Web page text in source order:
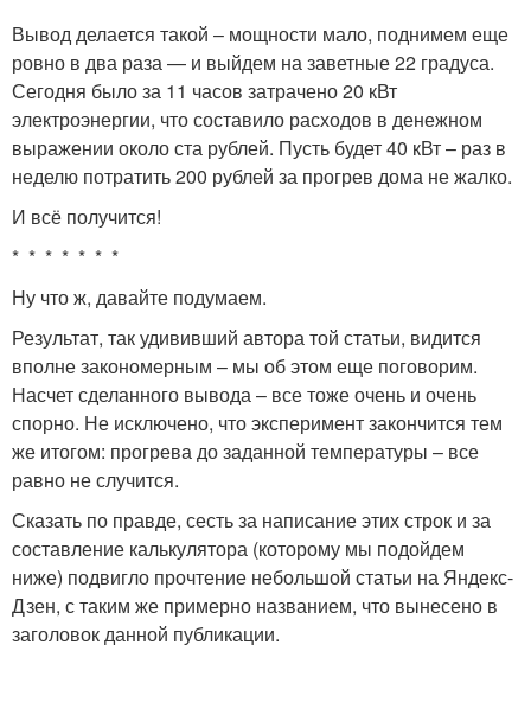
Вывод делается такой – мощности мало, поднимем еще
ровно в два раза — и выйдем на заветные 22 градуса.
Сегодня было за 11 часов затрачено 20 кВт
электроэнергии, что составило расходов в денежном
выражении около ста рублей. Пусть будет 40 кВт – раз в
неделю потратить 200 рублей за прогрев дома не жалко.
И всё получится!
* * * * * * *
Ну что ж, давайте подумаем.
Результат, так удививший автора той статьи, видится
вполне закономерным – мы об этом еще поговорим.
Насчет сделанного вывода – все тоже очень и очень
спорно. Не исключено, что эксперимент закончится тем
же итогом: прогрева до заданной температуры – все
равно не случится.
Сказать по правде, сесть за написание этих строк и за
составление калькулятора (которому мы подойдем
ниже) подвигло прочтение небольшой статьи на Яндекс-
Дзен, с таким же примерно названием, что вынесено в
заголовок данной публикации.